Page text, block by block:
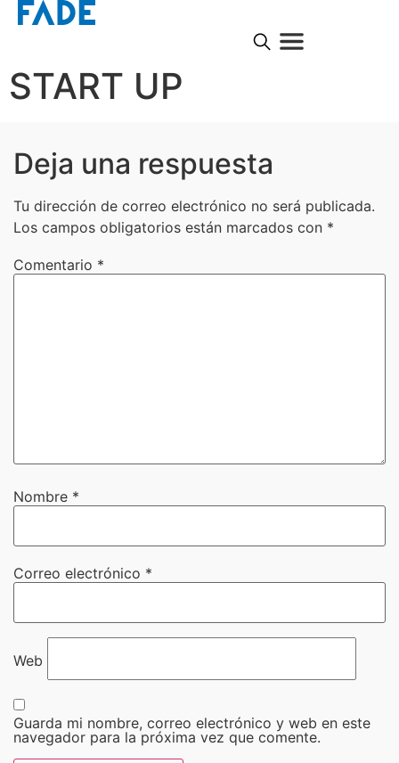
START UP
Deja una respuesta
Tu dirección de correo electrónico no será publicada.
Los campos obligatorios están marcados con *
Comentario *
Nombre *
Correo electrónico *
Web
Guarda mi nombre, correo electrónico y web en este
navegador para la próxima vez que comente.